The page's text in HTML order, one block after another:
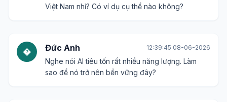
Việt Nam nhỉ? Có ví dụ cụ thể nào không?
� Đức Anh 12:39:45 08-06-2026
Nghe nói AI tiêu tốn rất nhiều năng lượng. Làm
sao để nó trở nên bền vững đây?